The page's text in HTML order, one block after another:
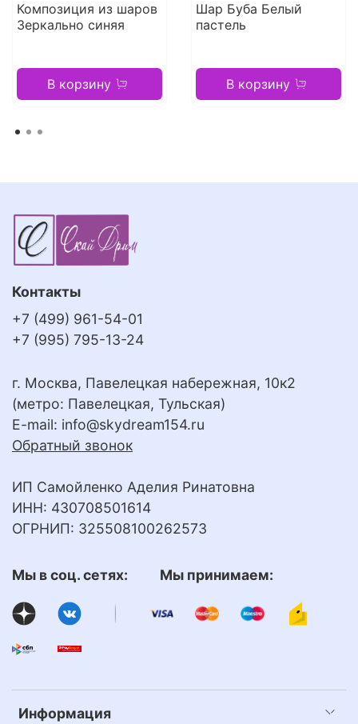
Композиция из шаров
Зеркально синяя
В корзину
Шар Буба Белый
пастель
В корзину
Информация
Контакты
+7 (499) 961-54-01
+7 (995) 795-13-24
г. Москва, Павелецкая набережная, 10к2
(метро: Павелецкая, Тульская)
E-mail: info@skydream154.ru
Обратный звонок
ИП Самойленко Аделия Ринатовна
ИНН: 430708501614
ОГРНИП: 325508100262573
Мы в соц. сетях: Мы принимаем: